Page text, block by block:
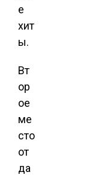
е
хит
ы.
Вт
ор
ое
ме
сто
от
да